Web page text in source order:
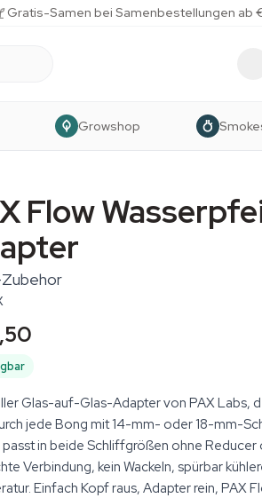
Gratis-Samen bei Samenbestellungen ab
Growshop
Flow
Glas-auf-Glas-Adapter von PAX Labs,
jede Bong mit 14-mm- oder 18-mm-
in beide Schliffgrößen ohne Reducer
Verbindung, kein Wackeln, spürbar
Einfach Kopf raus, Adapter rein, PAX